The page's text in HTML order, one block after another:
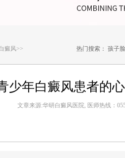
癜风>> 热门搜索： 孩子
少年白癜风患者的
文章来源:华研白癜风医院, 医师热线：